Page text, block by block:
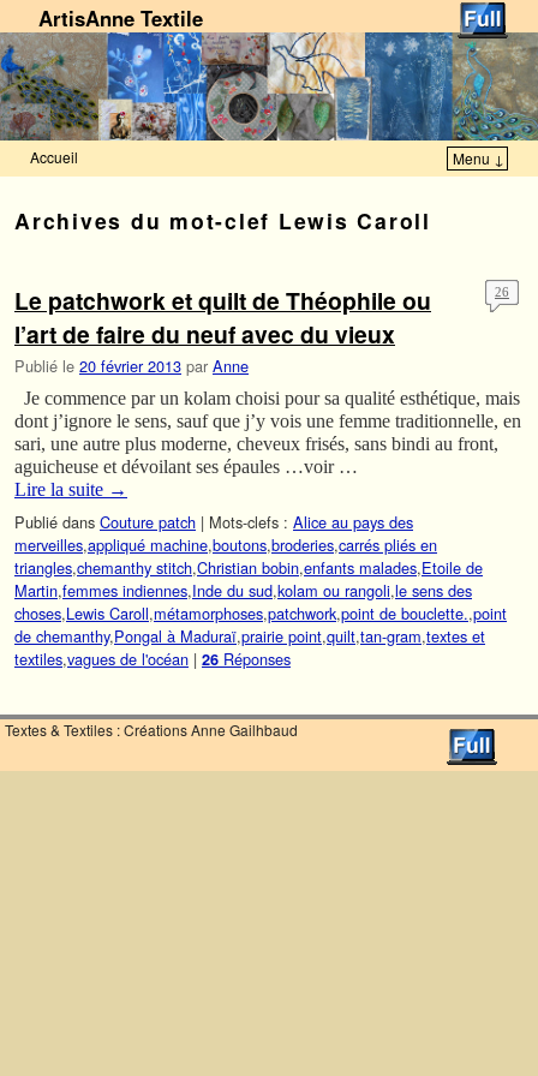
ArtisAnne Textile
Accueil Menu ↓
Archives du mot-clef Lewis Caroll
Le patchwork et quilt de Théophile ou
l’art de faire du neuf avec du vieux
Publié le 20 février 2013 par Anne
26
Je commence par un kolam choisi pour sa qualité esthétique, mais
dont j’ignore le sens, sauf que j’y vois une femme traditionnelle, en
sari, une autre plus moderne, cheveux frisés, sans bindi au front,
aguicheuse et dévoilant ses épaules …voir …
Lire la suite →
Publié dans Couture patch | Mots-clefs : Alice au pays des
merveilles,appliqué machine,boutons,broderies,carrés pliés en
triangles,chemanthy stitch,Christian bobin,enfants malades,Etoile de
Martin,femmes indiennes,Inde du sud,kolam ou rangoli,le sens des
choses,Lewis Caroll,métamorphoses,patchwork,point de bouclette.,point
de chemanthy,Pongal à Maduraï,prairie point,quilt,tan-gram,textes et
textiles,vagues de l'océan | 26 Réponses
Textes & Textiles : Créations Anne Gailhbaud